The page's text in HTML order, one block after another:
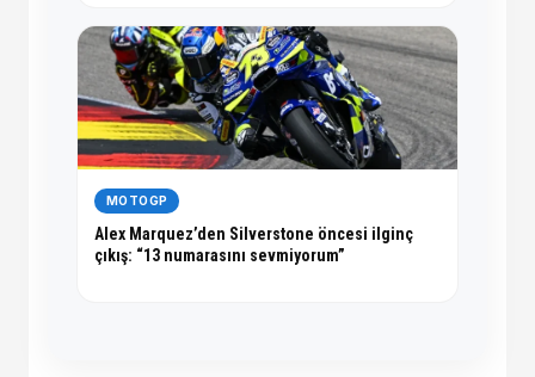
MOTOGP
Alex Marquez’den Silverstone öncesi ilginç
çıkış: “13 numarasını sevmiyorum”